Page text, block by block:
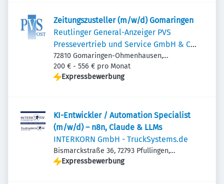
Zeitungszusteller (m/w/d) Gomaringen
Reutlinger General-Anzeiger PVS
Pressevertrieb und Service GmbH & Co.
KG Ost
72810 Gomaringen-Ohmenhausen,
Deutschland
200 € - 556 € pro Monat
Expressbewerbung
KI-Entwickler / Automation Specialist
(m/w/d) – n8n, Claude & LLMs
INTERKORN GmbH - TruckSystems.de
Bismarckstraße 36, 72793 Pfullingen,
Deutschland
Expressbewerbung